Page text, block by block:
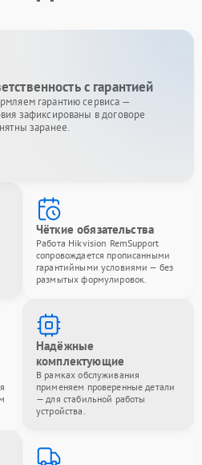
с гарантией
гарантию сервиса —
зафиксированы в договоре
заранее.
Чёткие обязательства
Работа Hikvision RemSupport
сопровождается прописанными
гарантийными условиями — без
размытых формулировок.
Надёжные
комплектующие
В рамках обслуживания
применяем проверенные детали
— для стабильной работы
устройства.